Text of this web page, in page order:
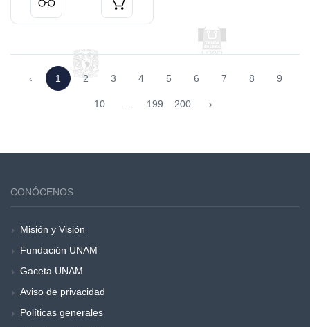
‹ 1 2 3 4 5 6 7 8 9
10 199 200 ›
CONÓCENOS
Misión y Visión
Fundación UNAM
Gaceta UNAM
Aviso de privacidad
Políticas generales